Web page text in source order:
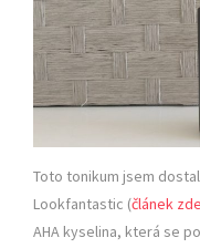
Toto tonikum jsem
Lookfantastic (článek zde
AHA kyselina, která se